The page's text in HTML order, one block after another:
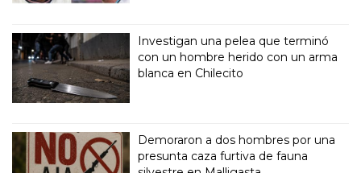
Investigan una pelea que terminó
con un hombre herido con un arma
blanca en Chilecito
Demoraron a dos hombres por una
presunta caza furtiva de fauna